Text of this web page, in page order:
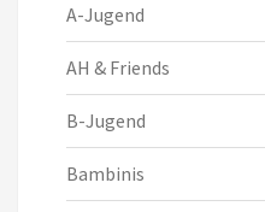
A-Jugend
AH & Friends
B-Jugend
Bambinis